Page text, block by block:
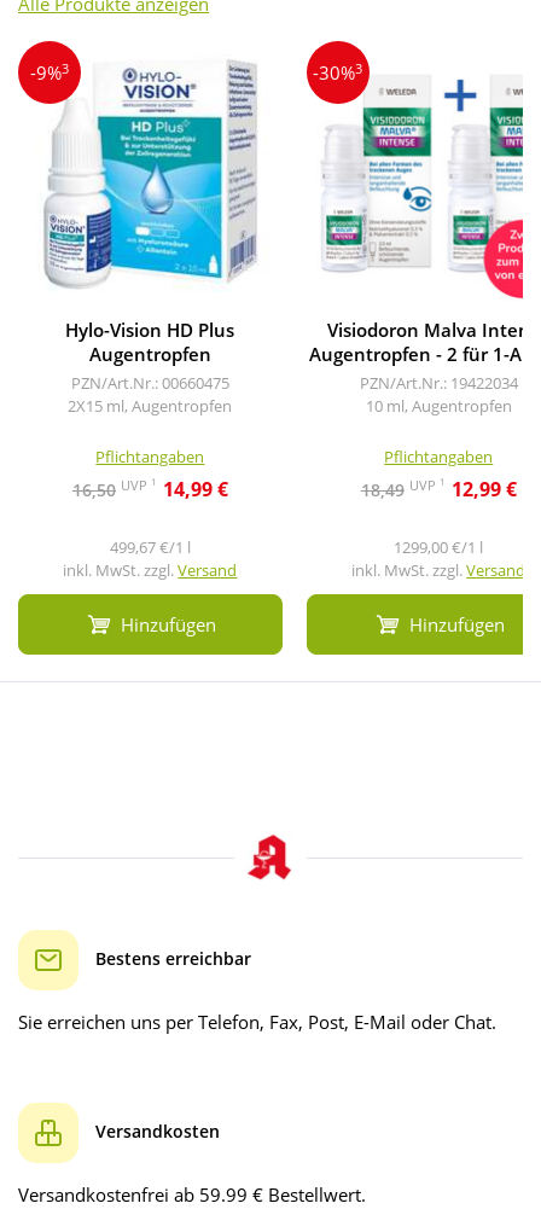
-9%3
Hylo-Vision HD Plus
Augentropfen
PZN/Art.Nr.: 00660475
2X15 ml, Augentropfen
Pflichtangaben
16,50 UVP 1 14,99 €
499,67 €/1 l
inkl. MwSt. zzgl.Versand
Hinzufügen
-30%3
Visiodoron Malva
Augentropfen - 2 für 1-
PZN/Art.Nr.: 19422034
10 ml, Augentropfen
Pflichtangaben
18,49 UVP 1 12,99 €
1299,00 €/1 l
inkl. MwSt. zzgl.Versand
Hinzufügen
Bestens erreichbar
Sie erreichen uns per Telefon, Fax, Post, E-Mail oder Chat.
Versandkosten
Versandkostenfrei ab 59.99 € Bestellwert.